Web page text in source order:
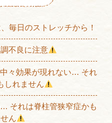
毎日のストレッチから！
不良に注意
々効果が現れない… それ
しれません
それは脊柱管狭窄症かも
ん